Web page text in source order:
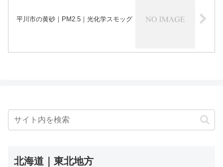
平川市の黄砂｜PM2.5｜光化学スモッグ
北海道｜東北地方